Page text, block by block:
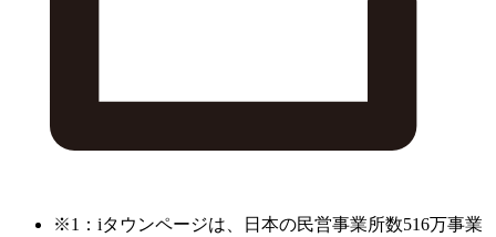
※1：iタウンページは、日本の民営事業所数516万事業